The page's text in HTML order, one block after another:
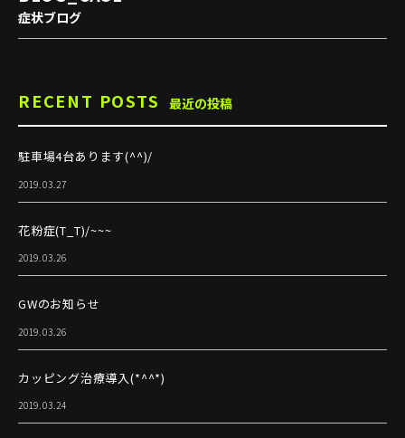
症状ブログ
RECENT POSTS 最近の投稿
駐車場4台あります(^^)/
2019.03.27
花粉症(T_T)/~~~
2019.03.26
GWのお知らせ
2019.03.26
カッピング治療導入(*^^*)
2019.03.24